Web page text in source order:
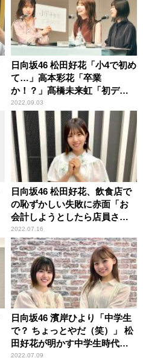
日向坂46 松田好花「小4で初め
て…」高本彩花「卒業
か！？」髙橋未来虹「初デー
ト！」 どこにも出してない
新情報を続々公開の『日向坂
46松田好花の日向坂高校放送
部』公開収録イベントレポー
ト＜前編＞到着！
2022.09.03
日向坂46 松田好花、飲食店で
の恥ずかしい失敗に赤面「お
会計しようとしたら店員さん
が……」
2022.07.16
日向坂46 濱岸ひより「中学生
で？ ちょっとやだ（笑）」 松
田好花が明かす中学生時代の
恥ずかしい一人称に苦笑
2022.07.09